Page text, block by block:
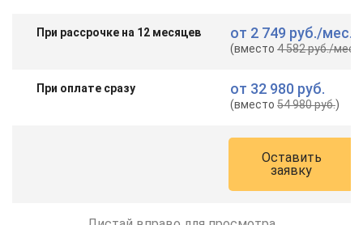
При рассрочке на 12 месяцев от 2 749 руб./мес.
(вместо4 582 руб./мес.
При оплате сразу от 32 980 руб.
(вместо54 980 руб.)
Оставить
заявку